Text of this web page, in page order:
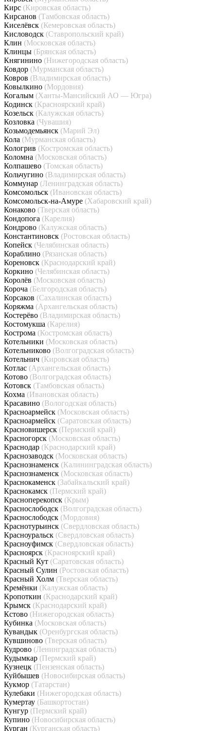
Кирс (Кировская область)
Кирсанов (Тамбовская область)
Киселёвск (Кемеровская область)
Кисловодск (Ставропольский край)
Клин (Московская область)
Клинцы (Брянская область)
Княгинино (Нижегородская область)
Ковдор (Мурманская область)
Ковров (Владимирская область)
Ковылкино (Мордовия)
Когалым (Ханты-Мансийский АО — Югра)
Кодинск (Красноярский край)
Козельск (Калужская область)
Козловка (Чувашия)
Козьмодемьянск (Марий Эл)
Кола (Мурманская область)
Кологрив (Костромская область)
Коломна (Московская область)
Колпашево (Томская область)
Кольчугино (Владимирская область)
Коммунар (Ленинградская область)
Комсомольск (Ивановская область)
Комсомольск-на-Амуре (Хабаровский край)
Конаково (Тверская область)
Кондопога (Карелия)
Кондрово (Калужская область)
Константиновск (Ростовская область)
Копейск (Челябинская область)
Кораблино (Рязанская область)
Кореновск (Краснодарский край)
Коркино (Челябинская область)
Королёв (Московская область)
Короча (Белгородская область)
Корсаков (Сахалинская область)
Коряжма (Архангельская область)
Костерёво (Владимирская область)
Костомукша (Карелия)
Кострома (Костромская область)
Котельники (Московская область)
Котельниково (Волгоградская область)
Котельнич (Кировская область)
Котлас (Архангельская область)
Котово (Волгоградская область)
Котовск (Тамбовская область)
Кохма (Ивановская область)
Красавино (Вологодская область)
Красноармейск (Московская область)
Красноармейск (Саратовская область)
Красновишерск (Пермский край)
Красногорск (Московская область)
Краснодар (Краснодарский край)
Краснозаводск (Московская область)
Краснознаменск (Калининградская область)
Краснознаменск (Московская область)
Краснокаменск (Забайкальский край)
Краснокамск (Пермский край)
Красноперекопск (Крым)
Краснослободск (Волгоградская область)
Краснослободск (Мордовия)
Краснотурьинск (Свердловская область)
Красноуральск (Свердловская область)
Красноуфимск (Свердловская область)
Красноярск (Красноярский край)
Красный Кут (Саратовская область)
Красный Сулин (Ростовская область)
Красный Холм (Тверская область)
Кремёнки (Калужская область)
Кропоткин (Краснодарский край)
Крымск (Краснодарский край)
Кстово (Нижегородская область)
Кубинка (Московская область)
Кувандык (Оренбургская область)
Кувшиново (Тверская область)
Кудрово (Ленинградская область)
Кудымкар (Пермский край)
Кузнецк (Пензенская область)
Куйбышев (Новосибирская область)
Кукмор (Татарстан)
Кулебаки (Нижегородская область)
Кумертау (Башкортостан)
Кунгур (Пермский край)
Купино (Новосибирская область)
Курган (Курганская область)